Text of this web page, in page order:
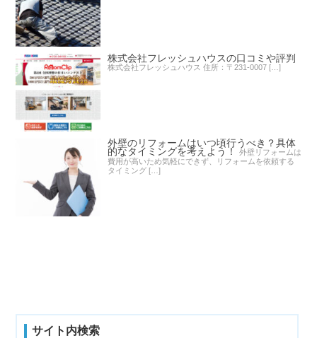
株式会社フレッシュハウスの口コミや評判
株式会社フレッシュハウス 住所：〒231-0007 […]
外壁のリフォームはいつ頃行うべき？具体
的なタイミングを考えよう！ 外壁リフォームは
費用が高いため気軽にできず、リフォームを依頼する
タイミング […]
サイト内検索